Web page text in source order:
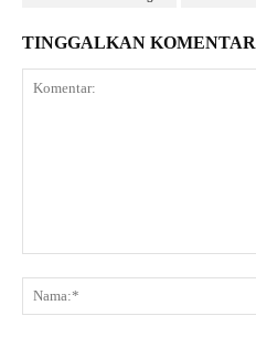
TINGGALKAN KOMENTAR